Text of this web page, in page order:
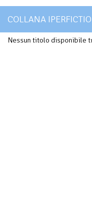
COLLANA
Nessun titolo disponibile